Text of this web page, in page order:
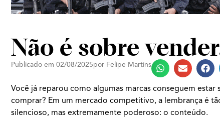
Não é sobre
Publicado em 02/08/2025por Felipe Martins
Você já reparou como algumas marcas conseguem
comprar? Em um mercado competitivo, a lembrança é
silencioso, mas extremamente poderoso: o conteúdo.